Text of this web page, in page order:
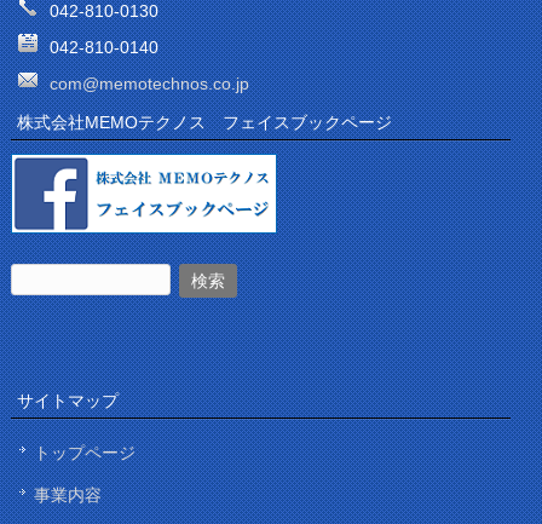
042-810-0130
042-810-0140
com@memotechnos.co.jp
株式会社MEMOテクノス フェイスブックページ
サイトマップ
トップページ
事業内容